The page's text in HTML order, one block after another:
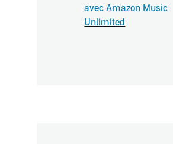
avec Amazon Music
Unlimited